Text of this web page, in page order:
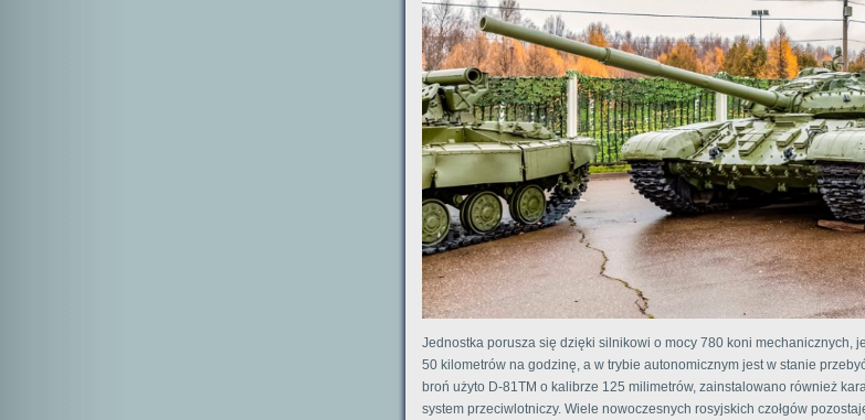
Jednostka porusza się dzięki silnikowi o mocy 780 koni mechanicznych,
50 kilometrów na godzinę, a w trybie autonomicznym jest w stanie
broń użyto D-81TM o kalibrze 125 milimetrów, zainstalowano również
system przeciwlotniczy. Wiele nowoczesnych rosyjskich czołgów